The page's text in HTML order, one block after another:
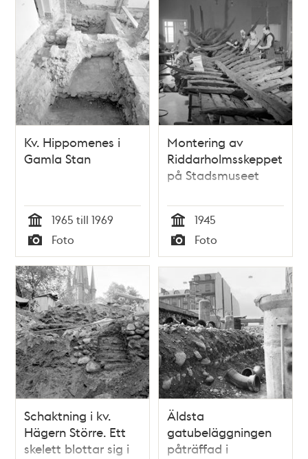
Kv. Hippomenes i
Gamla Stan
Tid
1965 till 1969
Typ
Foto
Montering av
Riddarholmsskeppet
på Stadsmuseet
Tid
1945
Typ
Foto
Schaktning i kv.
Hägern Större. Ett
skelett blottar sig i
Äldsta
gatubeläggningen
påträffad i